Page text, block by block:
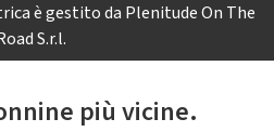
è gestito da Plenitude On The
S.r.l.
più vicine.